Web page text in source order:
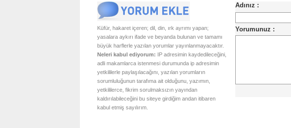
Küfür, hakaret içeren; dil, din, ırk ayrımı yapan;
yasalara aykırı ifade ve beyanda bulunan ve tamamı
büyük harflerle yazılan yorumlar yayınlanmayacaktır.
Neleri kabul ediyorum: IP adresimin kaydedileceğini,
adli makamlarca istenmesi durumunda ip adresimin
yetkililerle paylaşılacağını, yazılan yorumların
sorumluluğunun tarafıma ait olduğunu, yazımın,
yetkililerce, fikrim sorulmaksızın yayından
kaldırılabileceğini bu siteye girdiğim andan itibaren
kabul etmiş sayılırım.